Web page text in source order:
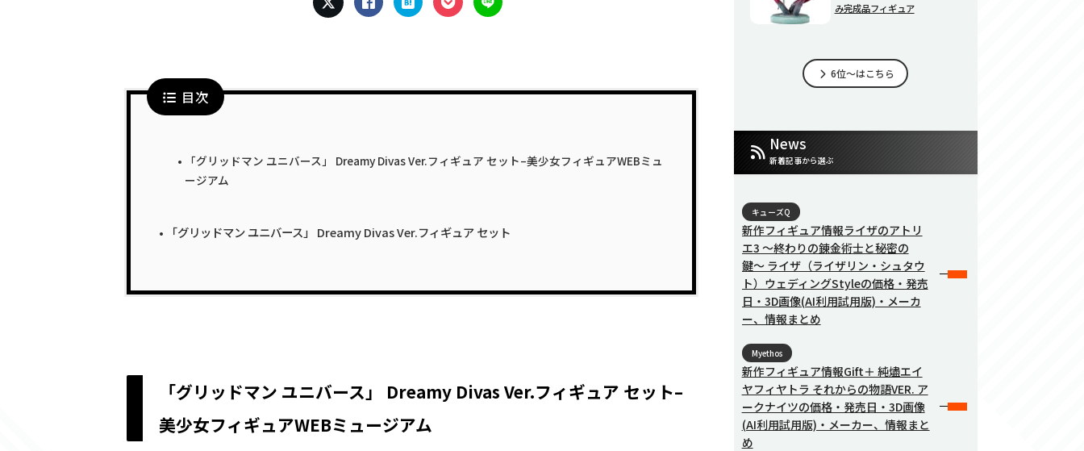
目次
「グリッドマン ユニバース」 Dreamy Divas Ver.フィギュア セット–美少女フィギュアWEBミュ
ージアム
「グリッドマン ユニバース」 Dreamy Divas Ver.フィギュア セット
「グリッドマン ユニバース」 Dreamy Divas Ver.フィギュア セット–
美少女フィギュアWEBミュージアム
み完成品フィギュア
6位～はこちら
News
新着記事から選ぶ
キューズQ
新作フィギュア情報ライザのアトリ
エ3 〜終わりの錬金術士と秘密の
鍵〜 ライザ（ライザリン・シュタウ
ト）ウェディングStyleの価格・発売
日・3D画像(AI利用試用版)・メーカ
ー、情報まとめ
Myethos
新作フィギュア情報Gift＋ 純燼エイ
ヤフィヤトラ それからの物語VER. ア
ークナイツの価格・発売日・3D画像
(AI利用試用版)・メーカー、情報まと
め